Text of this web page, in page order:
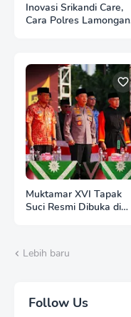
Inovasi Srikandi Care,
Cara Polres Lamongan
Muktamar XVI Tapak
Suci Resmi Dibuka di
Dukung Dialog
Jadi Jembatan Aspirasi
Buruhehormatan
Lebih baru
Follow Us